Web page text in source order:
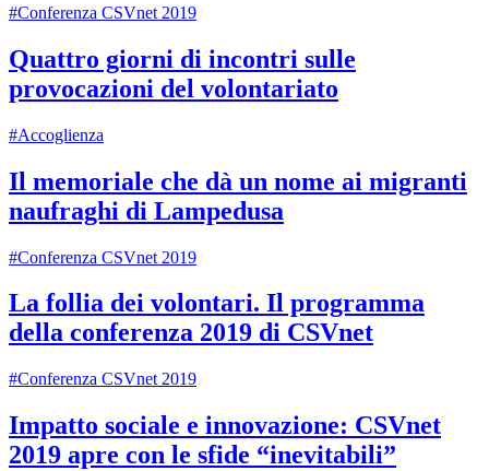
#Conferenza CSVnet 2019
Quattro giorni di incontri sulle
provocazioni del volontariato
#Accoglienza
Il memoriale che dà un nome ai migranti
naufraghi di Lampedusa
#Conferenza CSVnet 2019
La follia dei volontari. Il programma
della conferenza 2019 di CSVnet
#Conferenza CSVnet 2019
Impatto sociale e innovazione: CSVnet
2019 apre con le sfide “inevitabili”